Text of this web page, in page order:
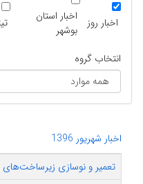
اخبار روز
اخبار استان
بوشهر
انتخاب گروه
اخبار شهریور 1396
تعمیر و نوسازی زیرساخت‌های